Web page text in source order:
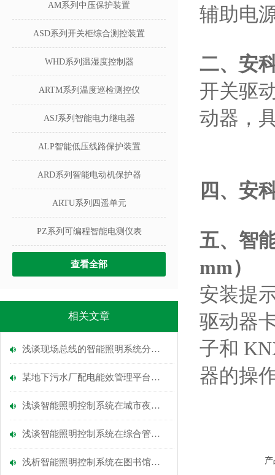
AM系列中压保护装置
ASD系列开关柜综合测控装置
WHD系列温湿度控制器
ARTM系列温度巡检测控仪
ASJ系列智能电力继电器
ALP智能低压线路保护装置
ARD系列智能电动机保护器
ARTU系列四遥单元
PZ系列可编程智能电测仪表
查看全部
相关文章
浅谈现场总线的智能照明系统分析与应用研究
某地下污水厂配电能效管理平台设计与智能照明策略
浅谈智能照明控制系统在城市夜景照明中的运用
浅谈智能照明控制系统在综合管廊中的设计应用与研究
浅析智能照明控制系统在图书馆照明节能中的应用
辅助电
二、安
开关驱
动器，
四、安
五、 智
mm）
安装提
驱动器
子和
器的操